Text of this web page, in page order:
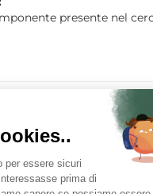
presente nel